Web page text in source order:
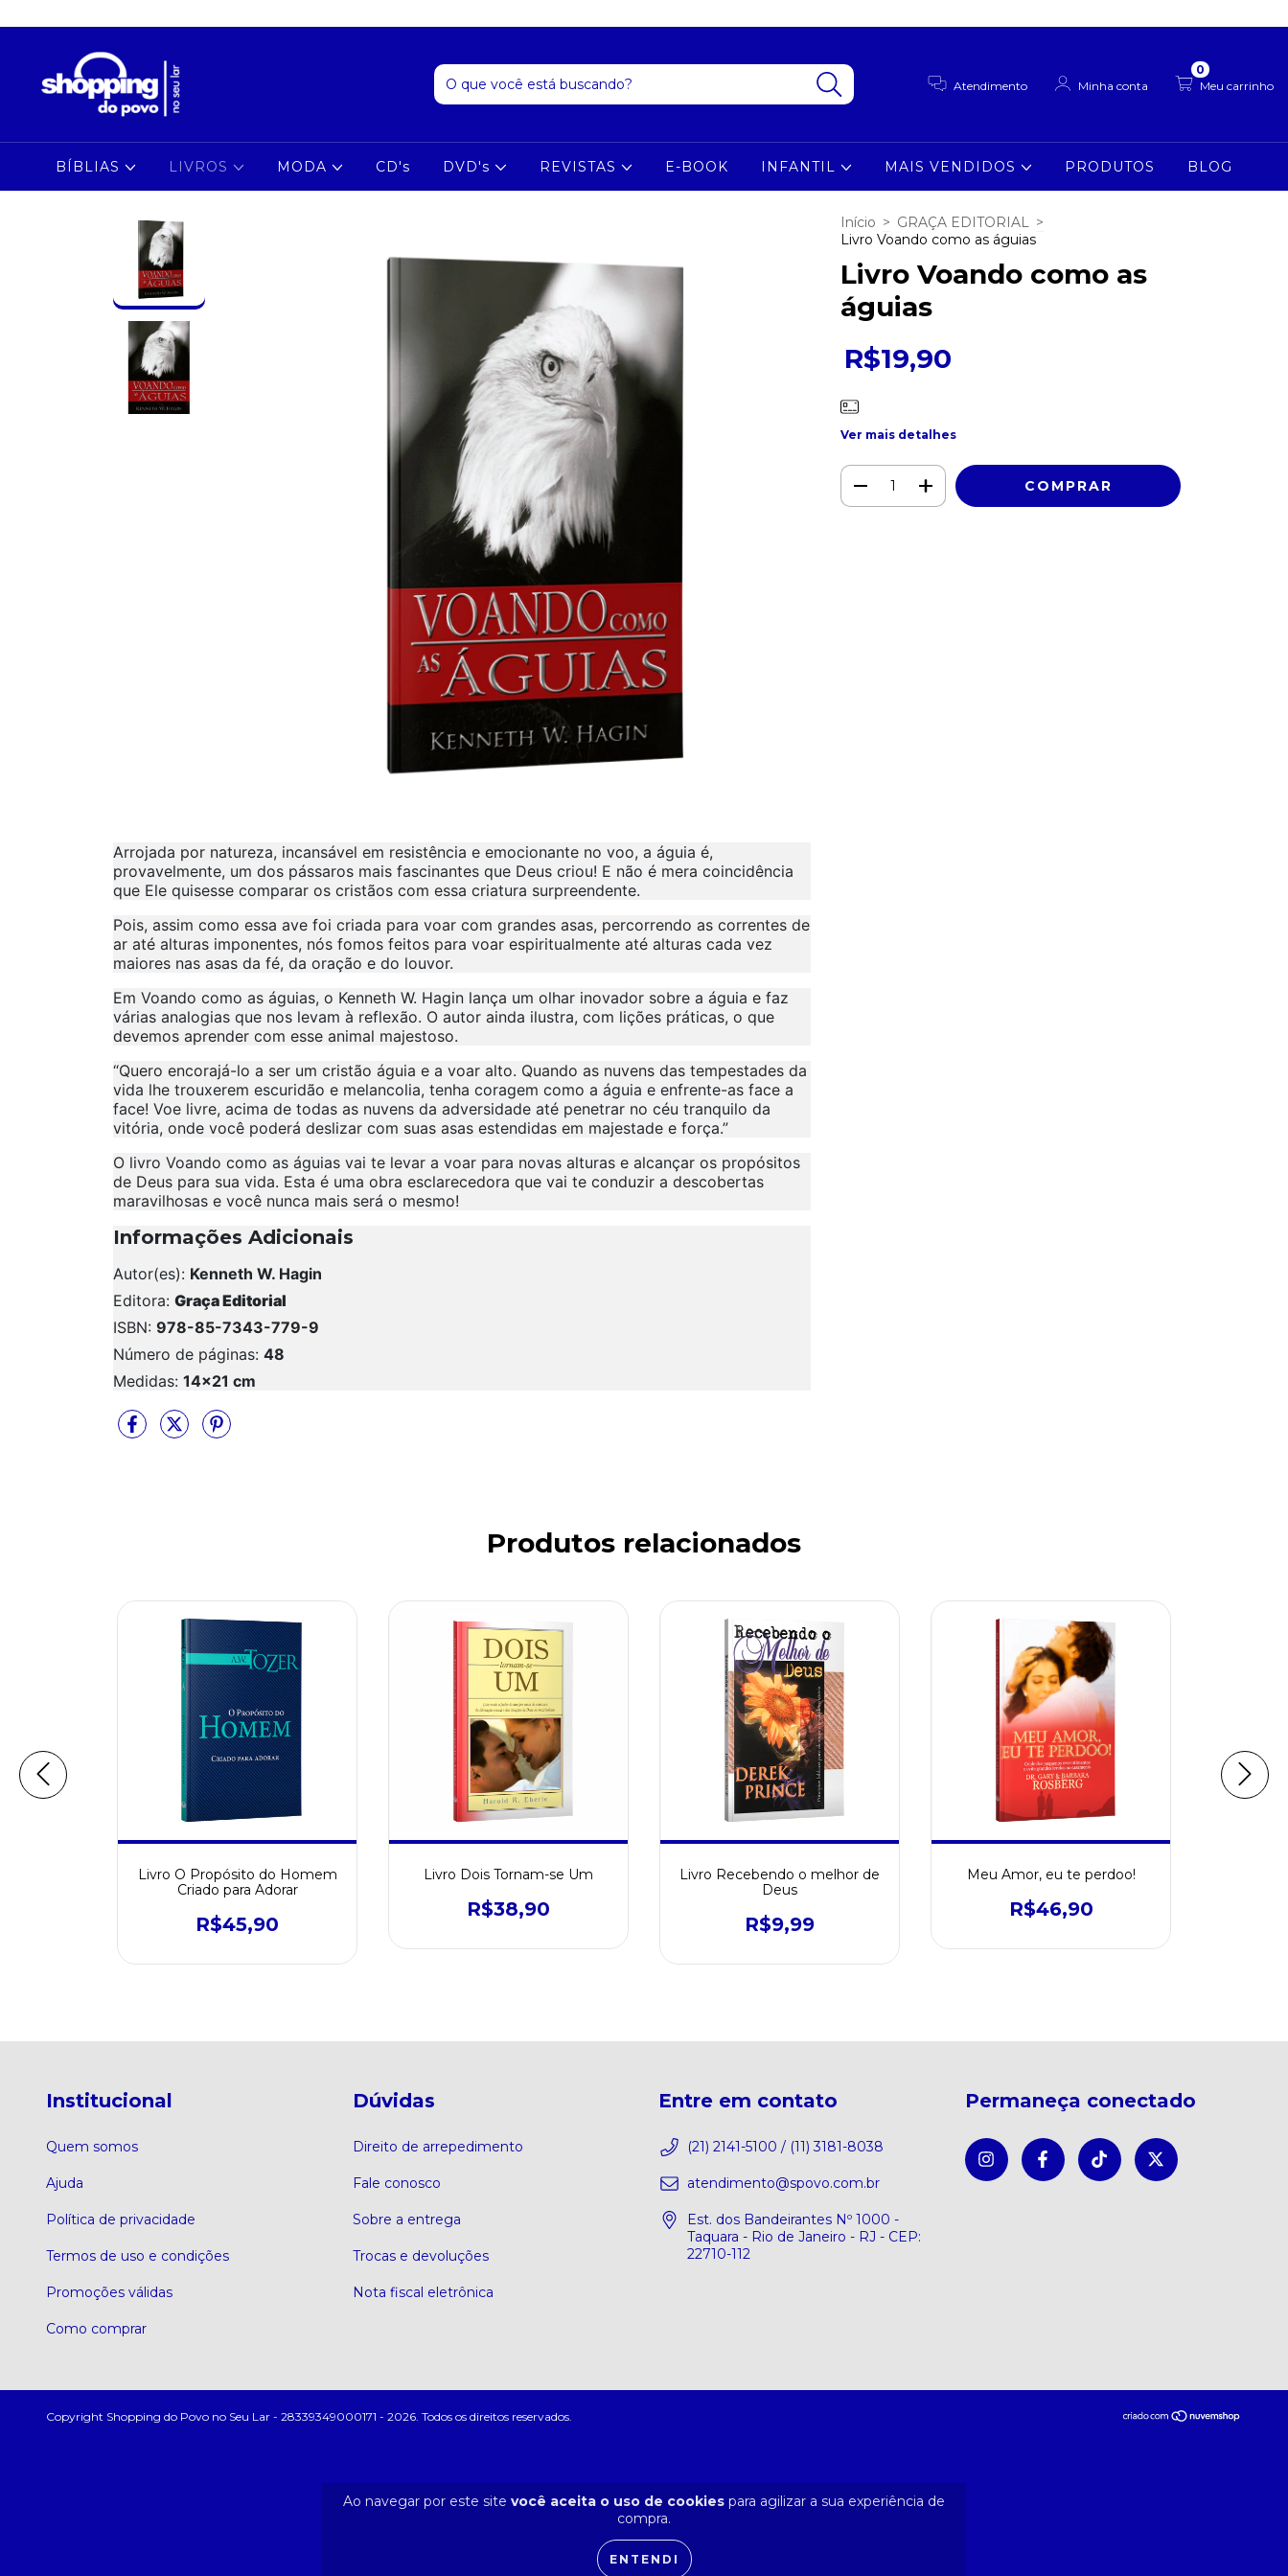
Atendimento Minha conta Meu carrinho
0
BÍBLIAS LIVROS MODA CD's DVD's REVISTAS E-BOOK INFANTIL MAIS VENDIDOS PRODUTOS BLOG
Ao navegar por este site você aceita o uso de cookies para agilizar a sua experiência de
compra.
ENTENDI
Arrojada por natureza, incansável em resistência e emocionante no voo, a águia é,
provavelmente, um dos pássaros mais fascinantes que Deus criou! E não é mera coincidência
que Ele quisesse comparar os cristãos com essa criatura surpreendente.
Pois, assim como essa ave foi criada para voar com grandes asas, percorrendo as correntes de
ar até alturas imponentes, nós fomos feitos para voar espiritualmente até alturas cada vez
maiores nas asas da fé, da oração e do louvor.
Em Voando como as águias, o Kenneth W. Hagin lança um olhar inovador sobre a águia e faz
várias analogias que nos levam à reflexão. O autor ainda ilustra, com lições práticas, o que
devemos aprender com esse animal majestoso.
“Quero encorajá-lo a ser um cristão águia e a voar alto. Quando as nuvens das tempestades da
vida lhe trouxerem escuridão e melancolia, tenha coragem como a águia e enfrente-as face a
face! Voe livre, acima de todas as nuvens da adversidade até penetrar no céu tranquilo da
vitória, onde você poderá deslizar com suas asas estendidas em majestade e força.”
O livro Voando como as águias vai te levar a voar para novas alturas e alcançar os propósitos
de Deus para sua vida. Esta é uma obra esclarecedora que vai te conduzir a descobertas
maravilhosas e você nunca mais será o mesmo!
Informações Adicionais
Autor(es): Kenneth W. Hagin
Editora: Graça Editorial
ISBN: 978-85-7343-779-9
Número de páginas: 48
Medidas: 14x21 cm
Início > GRAÇA EDITORIAL >
Livro Voando como as águias
Livro Voando como as
águias
R$19,90
Ver mais detalhes
Produtos relacionados
Livro O Propósito do Homem
Criado para Adorar
R$45,90
Livro Dois Tornam-se Um
R$38,90
Livro Recebendo o melhor de
Deus
R$9,99
Meu Amor, eu te perdoo!
R$46,90
Institucional
Quem somos
Ajuda
Política de privacidade
Termos de uso e condições
Promoções válidas
Como comprar
Dúvidas
Direito de arrepedimento
Fale conosco
Sobre a entrega
Trocas e devoluções
Nota fiscal eletrônica
Entre em contato
(21) 2141-5100 / (11) 3181-8038
atendimento@spovo.com.br
Est. dos Bandeirantes Nº 1000 -
Taquara - Rio de Janeiro - RJ - CEP:
22710-112
Permaneça conectado
Copyright Shopping do Povo no Seu Lar - 28339349000171 - 2026. Todos os direitos reservados.